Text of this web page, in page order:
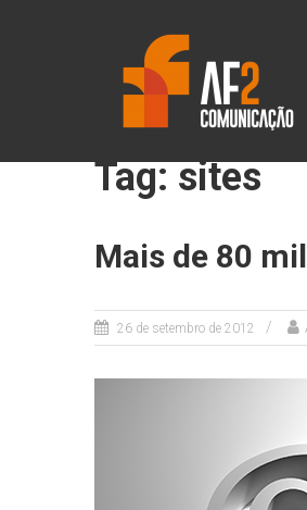
COMUNICAÇÃO
Tag: sites
Mais de 80
26 de setembro de 2012